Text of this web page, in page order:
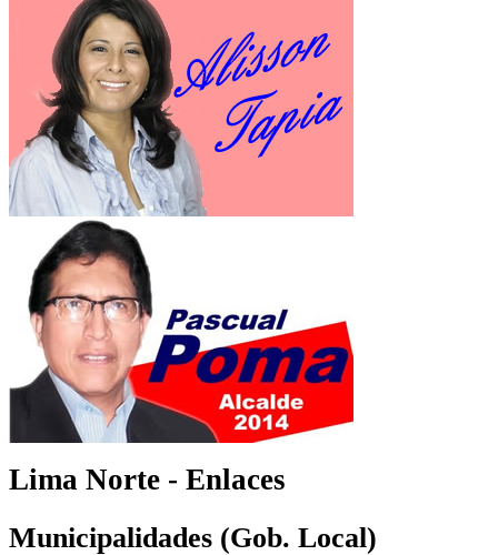
Lima Norte - Enlaces
Municipalidades (Gob. Local)